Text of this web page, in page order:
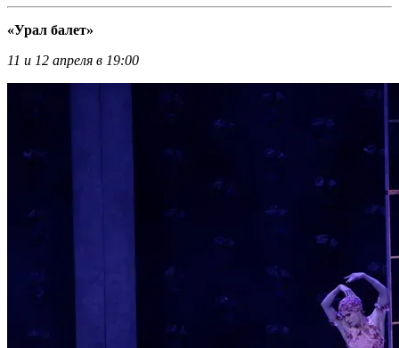
«Урал балет»
11 и 12 апреля в 19:00